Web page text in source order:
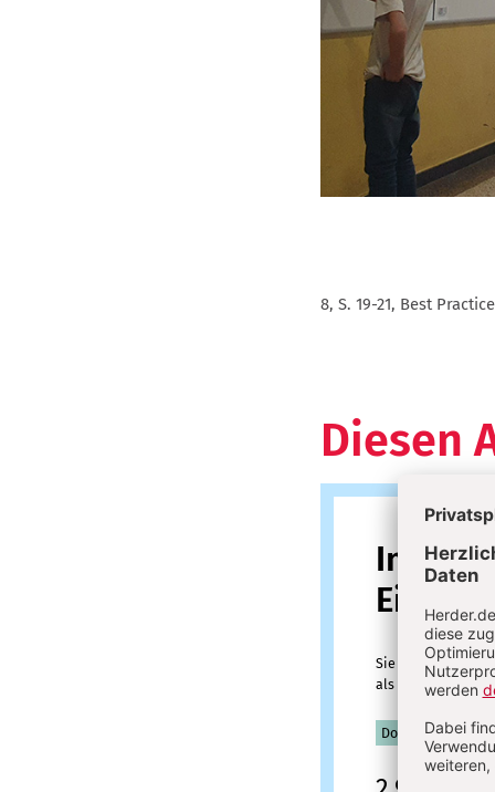
8, S. 19-21, Best
Diesen
Im
Sie erhalten
als PDF-Datei.
Download sofort